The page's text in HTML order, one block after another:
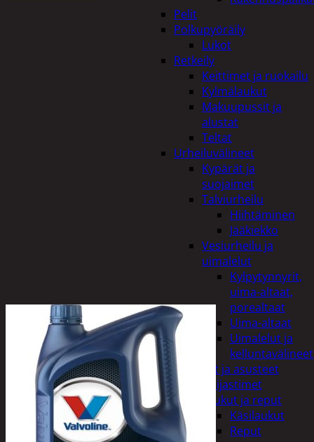
Pelit
Polkupyöräily
Lukot
Retkeily
Keittimet ja ruokailu
Kylmälaukut
Makuupussit ja
alustat
Teltat
Urheiluvälineet
Kypärät ja
suojaimet
Talviurheilu
Hiihtäminen
Jääkiekko
Vesiurheilu ja
uimalelut
Kylpytynnyrit,
uima-altaat,
porealtaat
Uima-altaat
Uimalelut ja
kelluntavälineet
Vaatteet ja asusteet
Heijastimet
Laukut ja reput
Käsilaukut
Reput